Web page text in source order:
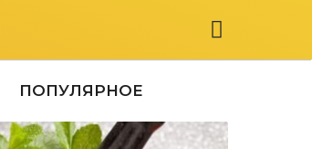
ПОПУЛЯРНОЕ